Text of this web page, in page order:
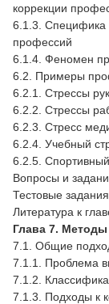
коррекции
6.1.3. Специфика
профессий
6.1.4. Феномен
6.2. Примеры
6.2.1. Стрессы
6.2.2. Стрессы
6.2.3. Стресс
6.2.4. Учебный
6.2.5.
Вопросы и
Тестовые
Литература к
Глава 7.
7.1. Общие
7.1.1. Проблема
7.1.2.
7.1.3. Подходы к